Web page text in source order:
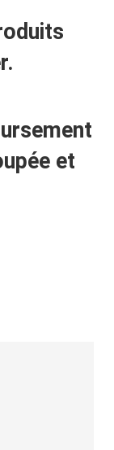
et